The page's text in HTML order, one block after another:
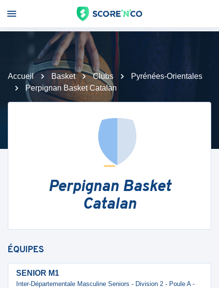
Accueil Basket Clubs
Pyrénées-Orientales
Perpignan Basket Catalan
Perpignan Basket
Catalan
ÉQUIPES
SENIOR M1
Inter-Départementale Masculine Seniors - Division 2 - Poule A -